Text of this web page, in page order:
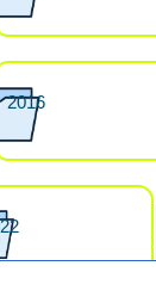
2016